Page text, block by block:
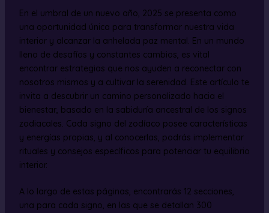
En el umbral de un nuevo año, 2025 se presenta como
una oportunidad única para transformar nuestra vida
interior y alcanzar la anhelada paz mental. En un mundo
lleno de desafíos y constantes cambios, es vital
encontrar estrategias que nos ayuden a reconectar con
nosotros mismos y a cultivar la serenidad. Este artículo te
invita a descubrir un camino personalizado hacia el
bienestar, basado en la sabiduría ancestral de los signos
zodiacales. Cada signo del zodíaco posee características
y energías propias, y al conocerlas, podrás implementar
rituales y consejos específicos para potenciar tu equilibrio
interior.
A lo largo de estas páginas, encontrarás 12 secciones,
una para cada signo, en las que se detallan 300